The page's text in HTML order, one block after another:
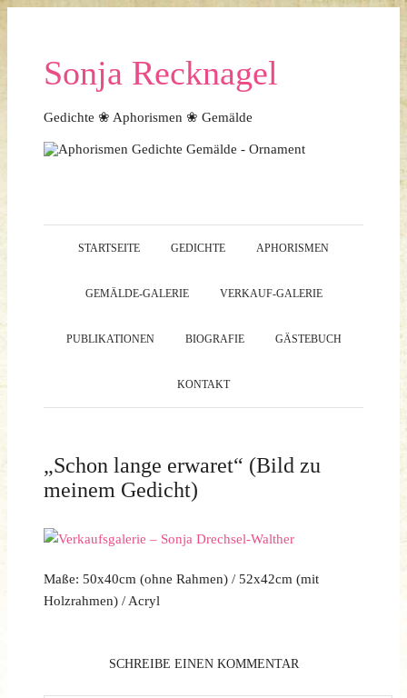
Sonja Recknagel
Gedichte ❀ Aphorismen ❀ Gemälde
STARTSEITE GEDICHTE APHORISMEN
GEMÄLDE-GALERIE VERKAUF-GALERIE
PUBLIKATIONEN BIOGRAFIE GÄSTEBUCH
KONTAKT
„Schon lange erwaret“ (Bild zu
meinem Gedicht)
Maße: 50x40cm (ohne Rahmen) / 52x42cm (mit
Holzrahmen) / Acryl
SCHREIBE EINEN KOMMENTAR